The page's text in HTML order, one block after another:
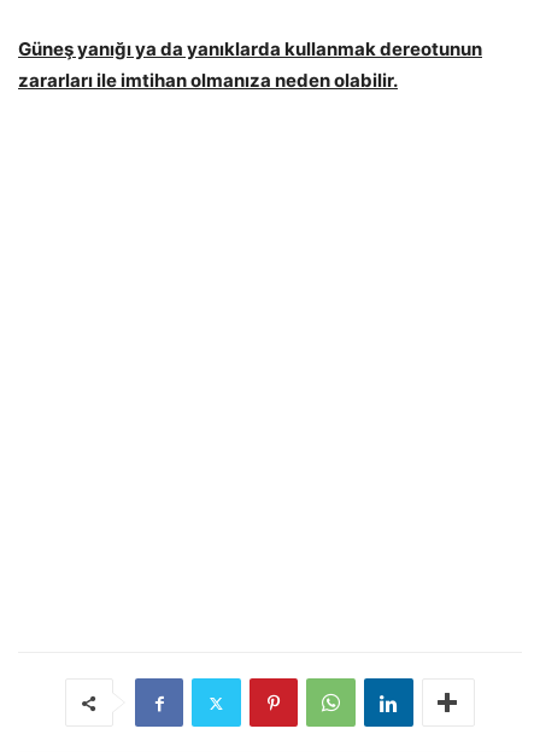
Güneş yanığı ya da yanıklarda kullanmak dereotunun
zararları ile imtihan olmanıza neden olabilir.